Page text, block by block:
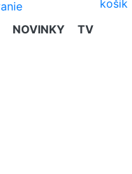
NOVINKY TV